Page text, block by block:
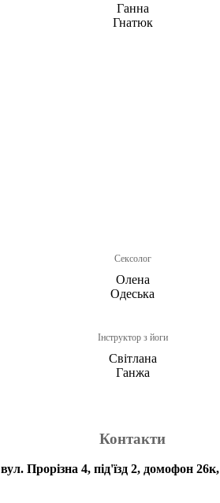
Ганна
Гнатюк
Сексолог
Олена
Одеська
Інструктор з йоги
Світлана
Ганжа
Контакти
вул. Прорізна 4, під'їзд 2, домофон